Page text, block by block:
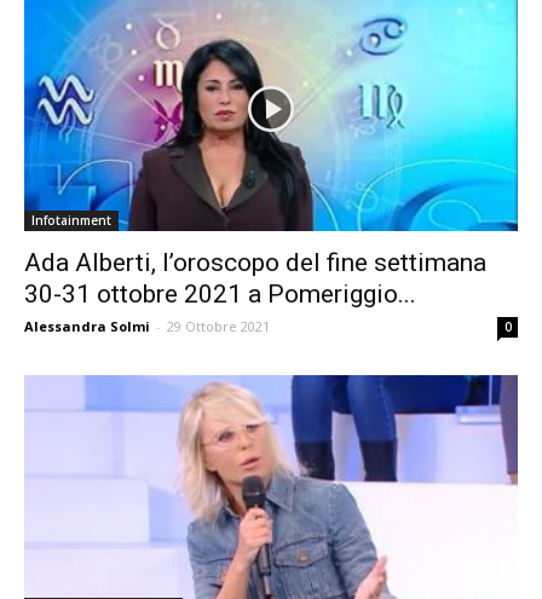
Infotainment
Ada Alberti, l’oroscopo del fine settimana
30-31 ottobre 2021 a Pomeriggio...
Alessandra Solmi - 29 Ottobre 2021 0